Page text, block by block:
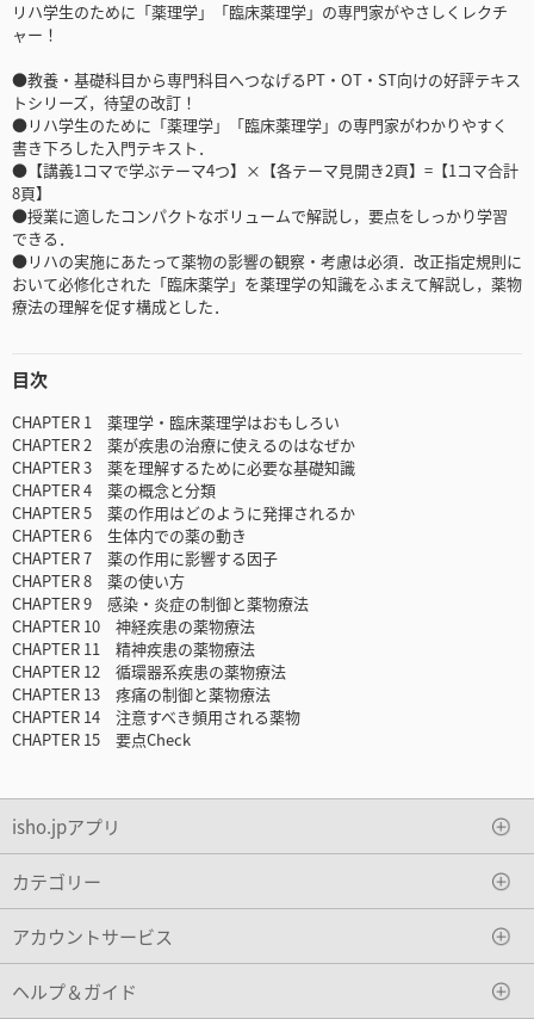
リハ学生のために「薬理学」「臨床薬理学」の専門家がやさしくレクチ
ャー！
●教養・基礎科目から専門科目へつなげるPT・OT・ST向けの好評テキス
トシリーズ，待望の改訂！
●リハ学生のために「薬理学」「臨床薬理学」の専門家がわかりやすく
書き下ろした入門テキスト．
●【講義1コマで学ぶテーマ4つ】×【各テーマ見開き2頁】=【1コマ合計
8頁】
●授業に適したコンパクトなボリュームで解説し，要点をしっかり学習
できる．
●リハの実施にあたって薬物の影響の観察・考慮は必須．改正指定規則に
おいて必修化された「臨床薬学」を薬理学の知識をふまえて解説し，薬物
療法の理解を促す構成とした．
目次
CHAPTER 1 薬理学・臨床薬理学はおもしろい
CHAPTER 2 薬が疾患の治療に使えるのはなぜか
CHAPTER 3 薬を理解するために必要な基礎知識
CHAPTER 4 薬の概念と分類
CHAPTER 5 薬の作用はどのように発揮されるか
CHAPTER 6 生体内での薬の動き
CHAPTER 7 薬の作用に影響する因子
CHAPTER 8 薬の使い方
CHAPTER 9 感染・炎症の制御と薬物療法
CHAPTER 10 神経疾患の薬物療法
CHAPTER 11 精神疾患の薬物療法
CHAPTER 12 循環器系疾患の薬物療法
CHAPTER 13 疼痛の制御と薬物療法
CHAPTER 14 注意すべき頻用される薬物
CHAPTER 15 要点Check
isho.jpアプリ
カテゴリー
アカウントサービス
ヘルプ＆ガイド